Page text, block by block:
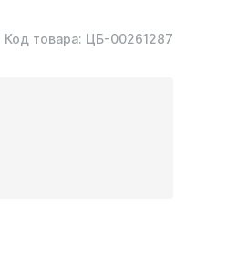
Код товара: ЦБ-00261287